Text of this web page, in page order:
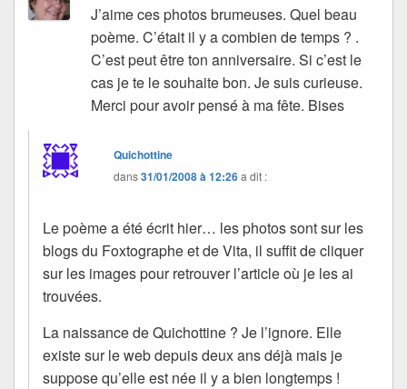
J’aime ces photos brumeuses. Quel beau
poème. C’était il y a combien de temps ? .
C’est peut être ton anniversaire. Si c’est le
cas je te le souhaite bon. Je suis curieuse.
Merci pour avoir pensé à ma fête. Bises
Quichottine
dans31/01/2008 à 12:26a dit :
Le poème a été écrit hier… les photos sont sur les
blogs du Foxtographe et de Vita, il suffit de cliquer
sur les images pour retrouver l’article où je les ai
trouvées.
La naissance de Quichottine ? Je l’ignore. Elle
existe sur le web depuis deux ans déjà mais je
suppose qu’elle est née il y a bien longtemps !